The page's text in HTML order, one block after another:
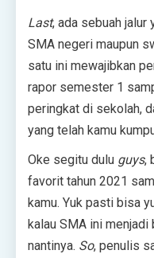
Last, ada sebuah jalur
SMA negeri maupun
satu ini mewajibkan
rapor semester 1
peringkat di sekolah,
yang telah kamu
Oke segitu dulu guys,
favorit tahun 2021
kamu. Yuk pasti bisa
kalau SMA ini
nantinya. So, penulis